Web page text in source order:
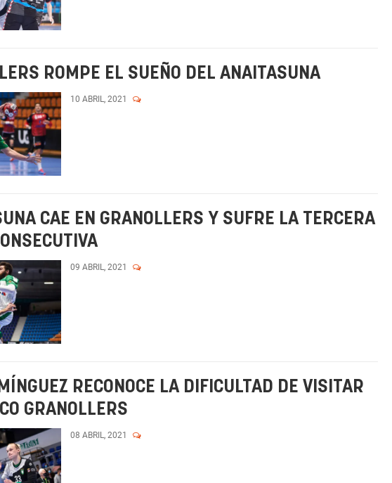
ROMPE EL SUEÑO DEL ANAITASUNA
10 ABRIL, 2021
CAE EN GRANOLLERS Y SUFRE LA TERCERA
09 ABRIL, 2021
RECONOCE LA DIFICULTAD DE VISITAR
GRANOLLERS
08 ABRIL, 2021